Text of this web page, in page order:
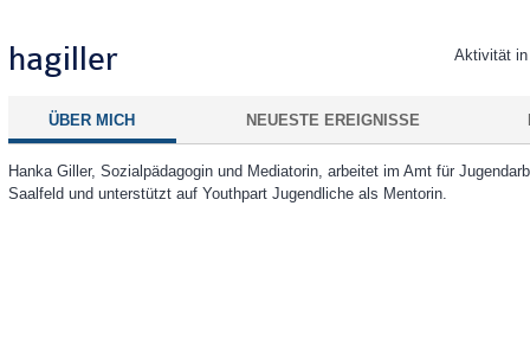
Aktivität
hagiller
ÜBER MICH NEUESTE EREIGNISSE
Hanka Giller, Sozialpädagogin und Mediatorin, arbeitet im Amt für
Saalfeld und unterstützt auf Youthpart Jugendliche als Mentorin.